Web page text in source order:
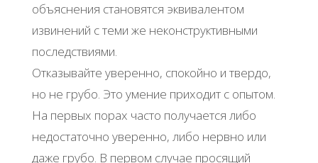
объяснения становятся эквивалентом
извинений с теми же неконструктивными
последствиями.
Отказывайте уверенно, спокойно и твердо,
но не грубо. Это умение приходит с опытом.
На первых порах часто получается либо
недостаточно уверенно, либо нервно или
даже грубо. В первом случае просящий